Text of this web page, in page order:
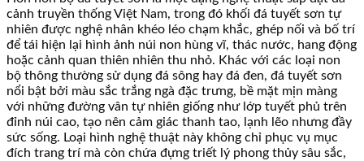
cảnh truyền thống Việt Nam, trong đó khối đá tuyết sơn tự
nhiên được nghệ nhân khéo léo chạm khắc, ghép nối và bố trí
để tái hiện lại hình ảnh núi non hùng vĩ, thác nước, hang động
hoặc cảnh quan thiên nhiên thu nhỏ. Khác với các loại non
bộ thông thường sử dụng đá sông hay đá đen, đá tuyết sơn
nổi bật bởi màu sắc trắng ngà đặc trưng, bề mặt mịn màng
với những đường vân tự nhiên giống như lớp tuyết phủ trên
đỉnh núi cao, tạo nên cảm giác thanh tao, lạnh lẽo nhưng đầy
sức sống. Loại hình nghệ thuật này không chỉ phục vụ mục
đích trang trí mà còn chứa đựng triết lý phong thủy sâu sắc,